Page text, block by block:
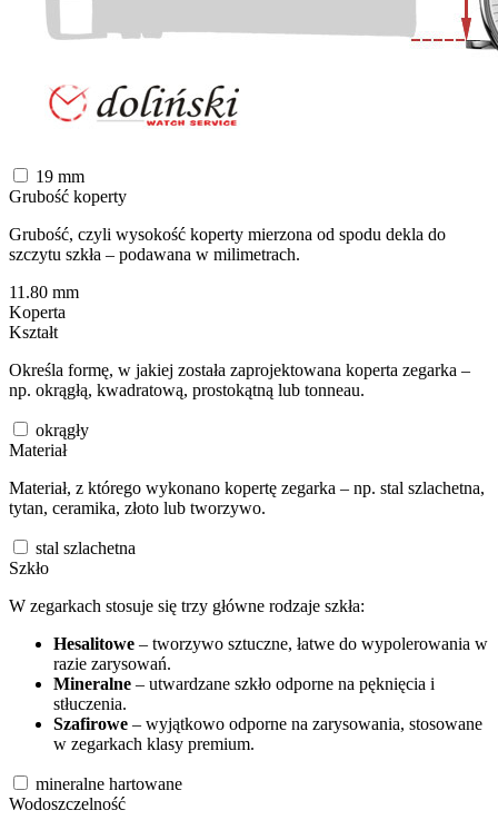
19 mm
Grubość koperty
Grubość, czyli wysokość koperty mierzona od spodu dekla do
szczytu szkła – podawana w milimetrach.
11.80 mm
Koperta
Kształt
Określa formę, w jakiej została zaprojektowana koperta zegarka –
np. okrągłą, kwadratową, prostokątną lub tonneau.
okrągły
Materiał
Materiał, z którego wykonano kopertę zegarka – np. stal szlachetna,
tytan, ceramika, złoto lub tworzywo.
stal szlachetna
Szkło
W zegarkach stosuje się trzy główne rodzaje szkła:
Hesalitowe – tworzywo sztuczne, łatwe do wypolerowania w
razie zarysowań.
Mineralne – utwardzane szkło odporne na pęknięcia i
stłuczenia.
Szafirowe – wyjątkowo odporne na zarysowania, stosowane
w zegarkach klasy premium.
mineralne hartowane
Wodoszczelność